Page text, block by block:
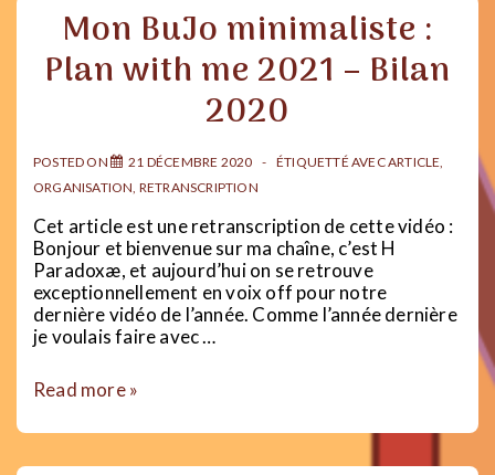
mentale
Mon BuJo minimaliste :
Plan with me 2021 – Bilan
2020
POSTED ON 21 DÉCEMBRE 2020 ÉTIQUETTÉ AVECARTICLE,
ORGANISATION, RETRANSCRIPTION
Cet article est une retranscription de cette vidéo :
Bonjour et bienvenue sur ma chaîne, c’est H
Paradoxæ, et aujourd’hui on se retrouve
exceptionnellement en voix off pour notre
dernière vidéo de l’année. Comme l’année dernière
je voulais faire avec …
Mon
minimaliste
Read more »